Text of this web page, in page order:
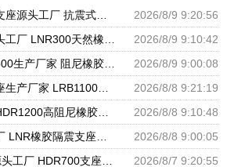
建筑楼梯叠层橡胶隔震支座源头工厂 抗震式橡胶支座 隔震支座生产源头工厂
2026/8/9 9:20:56
建筑固定型抗震支座源头工厂 LNR300天然橡胶支座厂家电话 建筑橡胶隔震支座1型生产厂家
2026/8/9 9:10:42
建筑橡胶隔震支座LNR600生产厂家 阻尼橡胶隔震支座厂家 LNR500建筑隔震橡胶支座生产加工
2026/8/9 9:00:08
建筑水平力橡胶隔震支座生产厂家 LRB1100铅芯支座生产厂家 隔震支座低价
2026/8/8 9:21:19
LNR300支座源头工厂 HDR1200高阻尼橡胶隔震支座 建筑橡胶隔震支座LNRD420源头工厂
2026/8/8 9:10:48
高阻尼减震支座源头工厂 LNR橡胶隔震支座源头工厂 LRB隔震支座1100厂家
2026/8/8 9:00:05
LRB500铅芯隔震支座源头工厂 HDR700支座生产厂家 LRB1000隔震支座
2026/8/7 9:20:55